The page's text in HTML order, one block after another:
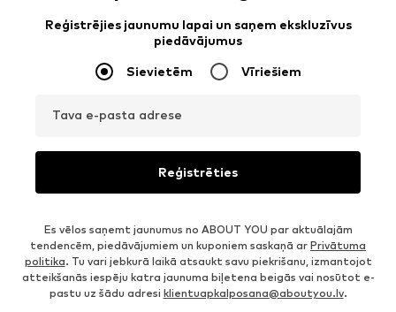
Reģistrējies jaunumu lapai un saņem ekskluzīvus
piedāvājumus
Sievietēm Vīriešiem
Tava e-pasta adrese
Reģistrēties
Es vēlos saņemt jaunumus no ABOUT YOU par aktuālajām
tendencēm, piedāvājumiem un kuponiem saskaņā ar Privātuma
politika. Tu vari jebkurā laikā atsaukt savu piekrišanu, izmantojot
atteikšanās iespēju katra jaunuma biļetena beigās vai nosūtot e-
pastu uz šādu adresi klientuapkalposana@aboutyou.lv.